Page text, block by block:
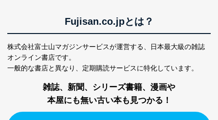
の通知を求められた場合には、遅滞なくこれに応じま
す。ただし、以下①～④のいずれかに該当する場合は、
は、本人に遅滞無くその旨を通知するとともに、理由を
説明させていただきます。
①利用目的を本人に通知し、又は公表することによって
害するおそれがある場合
②利用目的を本人に通知し、又は公表することによって
Fujisan.co.jpとは？
株式会社富士山マガジンサービスが運営する、
日本最大級の雑誌
オンライン書店です。
一般的な書店と異なり、 定期購読サービスに特化しています。
雑誌、新聞、シリーズ書籍、漫画や
本屋にも無い古い本も見つかる！